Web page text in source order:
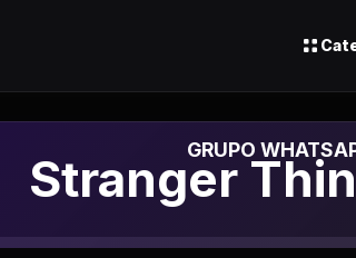
Grupo de
Stranger